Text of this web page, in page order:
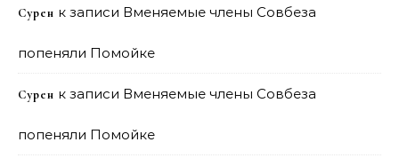
Сурен к записи Вменяемые члены Совбеза
попеняли Помойке
Сурен к записи Вменяемые члены Совбеза
попеняли Помойке